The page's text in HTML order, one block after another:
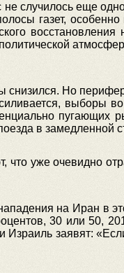
не случилось еще
газет,
Но
выборы
пугающих
в замедленной
уже очевидно
на Иран в
30 или 50,
Израиль заявят: